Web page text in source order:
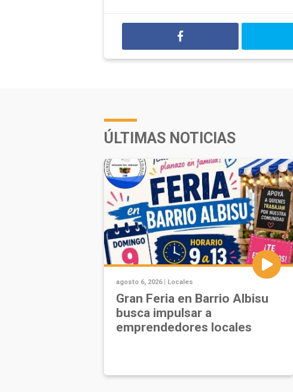
ÚLTIMAS NOTICIAS
agosto 6, 2026 | Locales
Gran Feria en Barrio Albisu
busca impulsar a
emprendedores locales